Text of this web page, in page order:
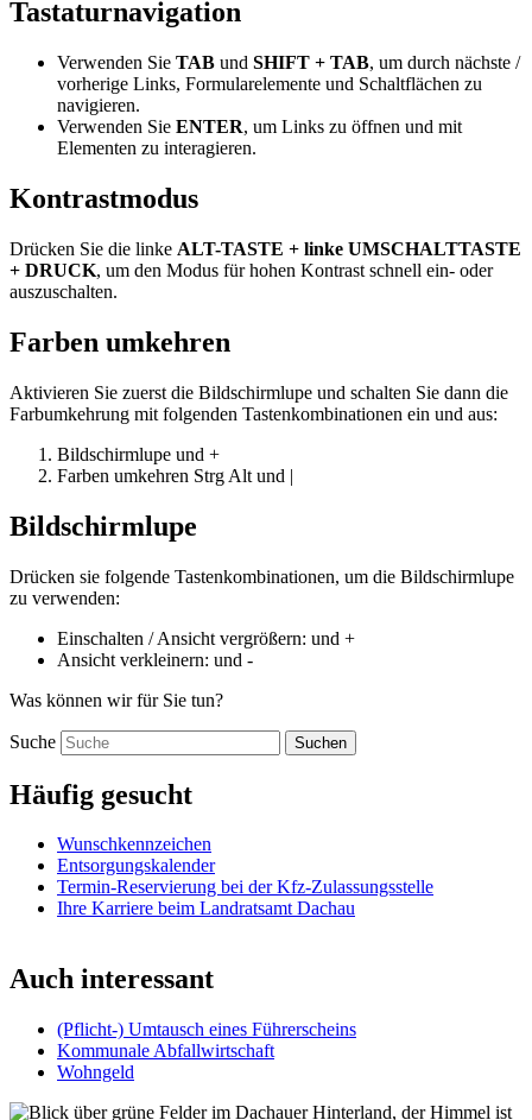
Tastaturnavigation
Verwenden Sie TAB und SHIFT + TAB, um durch nächste /
vorherige Links, Formularelemente und Schaltflächen zu
navigieren.
Verwenden Sie ENTER, um Links zu öffnen und mit
Elementen zu interagieren.
Kontrastmodus
Drücken Sie die linke ALT-TASTE + linke UMSCHALTTASTE
+ DRUCK, um den Modus für hohen Kontrast schnell ein- oder
auszuschalten.
Farben umkehren
Aktivieren Sie zuerst die Bildschirmlupe und schalten Sie dann die
Farbumkehrung mit folgenden Tastenkombinationen ein und aus:
Bildschirmlupe und +
Farben umkehren Strg Alt und |
Bildschirmlupe
Drücken sie folgende Tastenkombinationen, um die Bildschirmlupe
zu verwenden:
Einschalten / Ansicht vergrößern: und +
Ansicht verkleinern: und -
Was können wir für Sie tun?
Suche Suchen
Häufig gesucht
Wunschkennzeichen
Entsorgungskalender
Termin-Reservierung bei der Kfz-Zulassungsstelle
Ihre Karriere beim Landratsamt Dachau
Auch interessant
(Pflicht-) Umtausch eines Führerscheins
Kommunale Abfallwirtschaft
Wohngeld